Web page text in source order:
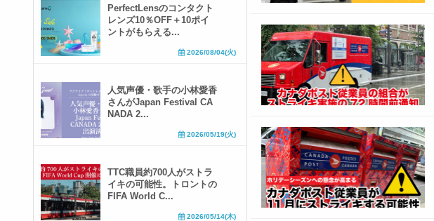
PerfectLensのコンタクト
レンズ10％OFF＋10ポイ
ントがもらえる...
2026/08/04(火)
人気声優・歌手の小林愛香
さんがJapan Festival CA
NADA 2...
2026/05/19(火)
TTC職員約700人がストラ
イキの可能性。トロントの
FIFA World C...
2026/05/14(木)